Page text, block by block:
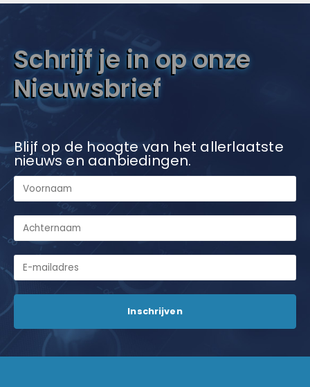
Schrijf je in op onze
Nieuwsbrief
Blijf op de hoogte van het allerlaatste
nieuws en aanbiedingen.